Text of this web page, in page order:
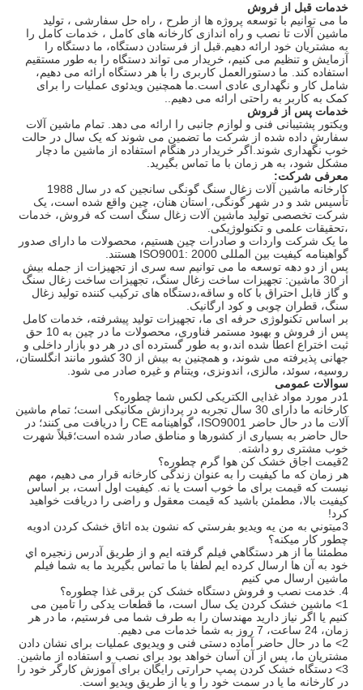
خدمات قبل از فروش
ما می توانیم با توسعه پروژه ها از طرح ، راه حل سفارشی ، تولید
ماشین آلات تا نصب و راه اندازی کارخانه های کامل ، خدمات کامل را
به مشتریان خود ارائه دهیم.قبل از فرستادن دستگاه، ما دستگاه را
آزمایش و تنظیم می کنیم، خریدار می تواند دستگاه را به طور مستقیم
استفاده کند. ما دستورالعمل کاربری را با هر دستگاه ارائه می دهیم،
شامل کار و نگهداری عادی است.ما همچنین ویدئوی عملیات را برای
کمک به کاربر به راحتی ارائه می دهیم..
خدمات پس از فروش
ویکتور پشتیبانی فنی و لوازم جانبی را ارائه می دهد. تمام ماشین آلات
سفارش داده شده از شرکت ما تضمین می شوند که یک سال در حالت
خوب نگهداری شوند.اگر خریدار در هنگام استفاده از ماشین ما دچار
مشکل شود، به هر زمان با ما تماس بگیرید.
معرفی شرکت:
کارخانه ماشین آلات زغال سنگ گونگی سانجین که در سال 1988
تأسیس شد و در شهر گونگی، استان هنان، چین واقع شده است، یک
شرکت تخصصی تولید ماشین آلات زغال سنگ است که فروش، خدمات
،تحقیقات علمی و تکنولوژیکی.
ما یک شرکت واردات و صادرات چین هستیم، محصولات ما دارای صدور
گواهینامه کیفیت بین المللی ISO9001: 2000 هستند.
پس از دو دهه توسعه ما می توانیم سه سری از تجهیزات از جمله بیش
از 30 ماشین: تجهیزات ساخت زغال سنگ، تجهیزات ساخت زغال سنگ
و گاز قابل احتراق با کاه و ساقه،دستگاه های ترکیب کننده تولید زغال
سنگ، قطران چوبی و کود ارگانیک.
بر اساس تکنولوژی حرفه ای ما، تجهیزات تولید پیشرفته، خدمات کامل
پس از فروش و بهبود مستمر فناوری، محصولات ما در چین به 10 حق
ثبت اختراع اعطا شده اند،و به طور گسترده ای در هر دو بازار داخلی و
جهانی پذیرفته می شوند، و همچنین به بیش از 30 کشور مانند انگلستان،
روسیه، سوئد، مالزی، اندونزی، ویتنام و غیره صادر می شود.
سوالات عمومی
1در مورد مواد غذایی الکتریکی لکس شما چطوره؟
کارخانه ما دارای 30 سال تجربه در پردازش مکانیکی است؛ تمام ماشین
آلات ما در حال حاضر ISO9001، گواهینامه CE را دریافت می کنند؛ در
حال حاضر به بسیاری از کشورها و مناطق صادر شده است؛قبلاً شهرت
خوب مشتری رو داشته.
2قیمت اجاق خشک کن هوا گرم چطوره؟
هر زمان که ما کیفیت را به عنوان زندگی کارخانه قرار می دهیم، مهم
نیست که قیمت برای ما خوب است یا نه. کیفیت اول است، بر اساس
کیفیت بالا، مطمئن باشید که قیمت معقول و راضی را دریافت خواهید
کرد!
3ميتوني به من يه ويديو بفرستي که نشون بده اتاق خشک کردن ادویه
چطور کار ميکنه؟
مطمئنا ما از هر دستگاهي فيلم گرفته ايم و از طريق آدرس زنجیره اي
خود به آن ها ارسال كرده ايم لطفا با ما تماس بگيريد ما به شما فيلم
ماشين ارسال مي كنيم
4. خدمت نصب و فروش دستگاه خشک کن برقی غذا چطوره؟
1> ماشین خشک کردن یک سال است، ما قطعات یدکی را تامین می
کنیم یا اگر نیاز دارید مهندسان را به طرف شما می فرستیم، ما در هر
زمان، 24 ساعت، 7 روز به شما خدمات می دهیم.
2> ما در حال حاضر آماده دستی فنی و ویدیوی عملیات برای نشان دادن
مشتریان ما، پس از آن آسان خواهد بود برای نصب و استفاده از ماشین.
3> دستگاه خشک کردن پمپ حرارتی رایگان برای آموزش کارگر خود را
در کارخانه ما یا در سمت خود را و یا از طریق ویدیو است.